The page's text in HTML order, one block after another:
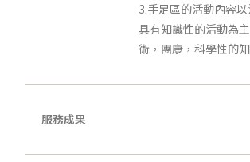
3.手足區的活動內容以
具有知識性的活動為
術，團康，科學性的
服務成果